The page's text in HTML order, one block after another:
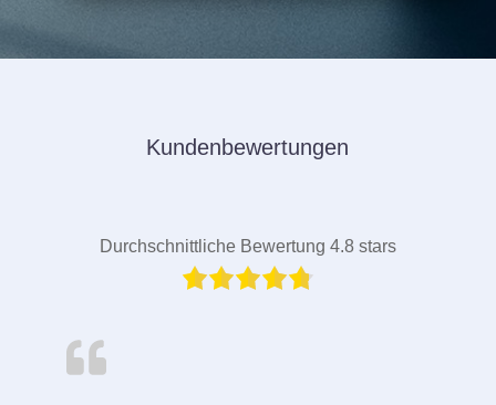
Kundenbewertungen
Durchschnittliche Bewertung 4.8 stars